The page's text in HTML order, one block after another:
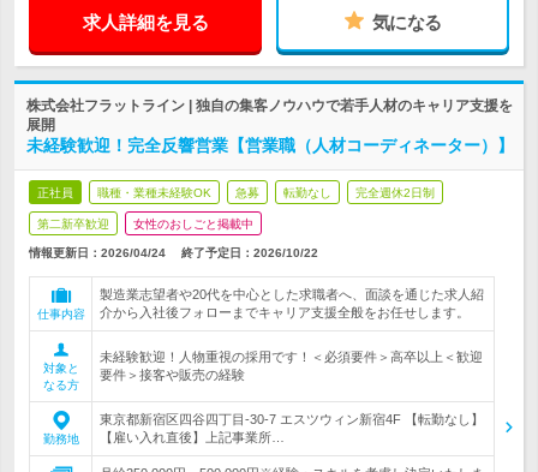
求人詳細を見る 気になる
株式会社フラットライン | 独自の集客ノウハウで若手人材のキャリア支援を
展開
未経験歓迎！完全反響営業【営業職（人材コーディネーター）】
正社員 職種・業種未経験OK 急募 転勤なし 完全週休2日制
第二新卒歓迎 女性のおしごと掲載中
情報更新日：2026/04/24 終了予定日： 2026/10/22
仕事内容
製造業志望者や20代を中心とした求職者へ、面談を通じた求人紹
介から入社後フォローまでキャリア支援全般をお任せします。
対象と
なる方
未経験歓迎！人物重視の採用です！＜必須要件＞高卒以上＜歓迎
要件＞接客や販売の経験
勤務地
東京都新宿区四谷四丁目-30-7 エスツウィン新宿4F 【転勤なし】
【雇い入れ直後】上記事業所…